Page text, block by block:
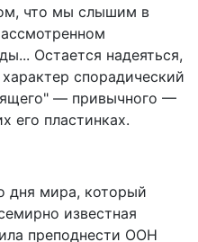
что мы слышим в
Остается надеяться,
спорадический
— привычного —
его пластинках.
дня мира, который
известная
преподнести ООН